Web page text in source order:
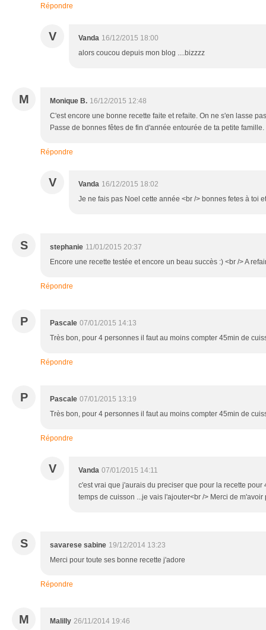
Répondre
V Vanda 16/12/2015 18:00
alors coucou depuis mon blog ....bizzzz
M Monique B. 16/12/2015 12:48
C'est encore une bonne recette faite et refaite. On ne s'en lasse
Passe de bonnes fêtes de fin d'année entourée de ta petite famille.
Répondre
V Vanda 16/12/2015 18:02
Je ne fais pas Noel cette année <br /> bonnes fetes à toi
S stephanie 11/01/2015 20:37
Encore une recette testée et encore un beau succès :) <br /> A
Répondre
P Pascale 07/01/2015 14:13
Très bon, pour 4 personnes il faut au moins compter 45min de
Répondre
P Pascale 07/01/2015 13:19
Très bon, pour 4 personnes il faut au moins compter 45min de
Répondre
V Vanda 07/01/2015 14:11
c'est vrai que j'aurais du preciser que pour la recette
temps de cuisson ...je vais l'ajouter<br /> Merci de m'avoir
S savarese sabine 19/12/2014 13:23
Merci pour toute ses bonne recette j'adore
Répondre
M Malilly 26/11/2014 19:46